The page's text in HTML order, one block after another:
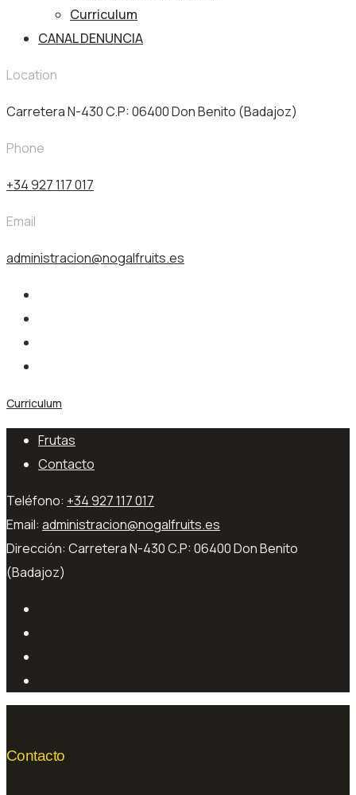
Curriculum
CANAL DENUNCIA
Location
Carretera N-430 C.P: 06400 Don Benito (Badajoz)
Phone
+34 927 117 017
Email
administracion@nogalfruits.es
Curriculum
Frutas
Contacto
Teléfono: +34 927 117 017
Email: administracion@nogalfruits.es
Dirección: Carretera N-430 C.P: 06400 Don Benito
(Badajoz)
Contacto